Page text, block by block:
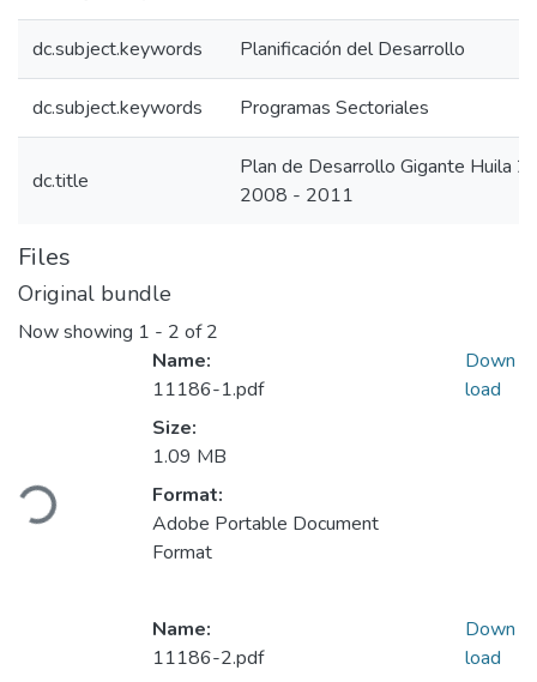
dc.subject.keywords Planificación del Desarrollo
dc.subject.keywords Programas Sectoriales
dc.title
Plan de Desarrollo Gigante Huila
2008 - 2011
Files
Original bundle
Now showing 1 - 2 of 2
Loading...
Name:
11186-1.pdf
Size:
1.09 MB
Format:
Adobe Portable Document
Format
Down
load
Name:
11186-2.pdf
Down
load